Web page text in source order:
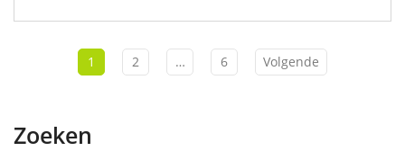
1 2 … 6 Volgende
Zoeken